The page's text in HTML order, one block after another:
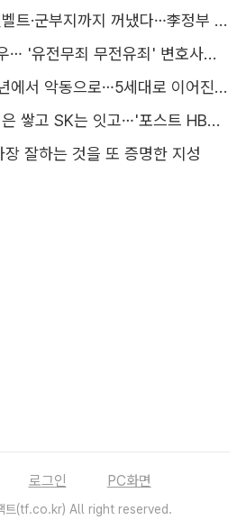
[비즈토크<하>] 그린벨트·군부지까지 꺼냈다…李정부 '공급 속도전' 통할까
경찰 수사가 명운 좌우… '유전무죄 무전유죄' 변호사비 부담 우려
[TF초점] 더윈드, 소년에서 악동으로…5세대로 이어진 지코·박경
[비즈토크<상>] 삼성은 쌓고 SK는 잇고…'포스트 HBM' 주도권 누가 잡을까
잘하는 것을 또 증명한 지성
로그인 PC화면
트(tf.co.kr) All right reserved.